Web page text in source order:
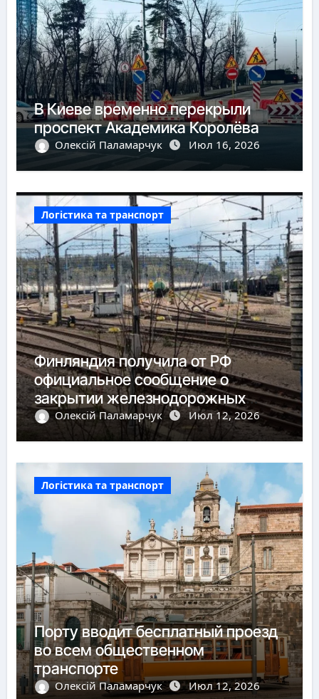
В Киеве временно перекрыли
проспект Академика Королёва
Олексій Паламарчук Июл 16, 2026
Логістика та транспорт
Финляндия получила от РФ
официальное сообщение о
закрытии железнодорожных
пунктов пропуска
Олексій Паламарчук Июл 12, 2026
Логістика та транспорт
Порту вводит бесплатный проезд
во всем общественном
транспорте
Олексій Паламарчук Июл 12, 2026